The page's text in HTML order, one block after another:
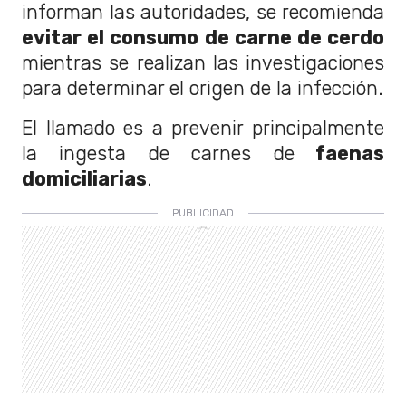
informan las autoridades, se recomienda
evitar el consumo de carne de cerdo
mientras se realizan las investigaciones
para determinar el origen de la infección.
El llamado es a prevenir principalmente
la ingesta de carnes defaenas
domiciliarias.